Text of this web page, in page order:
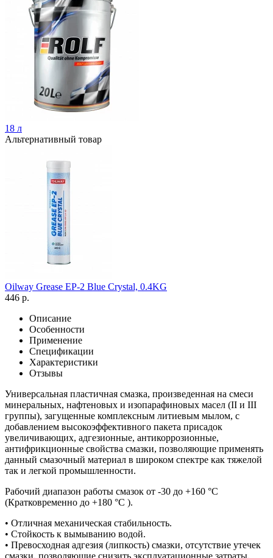
18 л
Альтернативный товар
Oilway Grease EP-2 Blue Crystal, 0.4KG
446 р.
Описание
Особенности
Применение
Спецификации
Характеристики
Отзывы
Универсальная пластичная смазка, произведенная на смеси
минеральных, нафтеновых и изопарафиновых масел (II и III
группы), загущенные комплексным литиевым мылом, с
добавлением высокоэффективного пакета присадок
увеличивающих, адгезионные, антикоррозионные,
антифрикционные свойства смазки, позволяющие применять
данный смазочный материал в широком спектре как тяжелой
так и легкой промышленности.
Рабочий диапазон работы смазок от -30 до +160 °С
(Кратковременно до +180 °С ).
• Отличная механическая стабильность.
• Стойкость к вымыванию водой.
• Превосходная адгезия (липкость) смазки, отсутствие утечек
смазки, позволяющие снизить эксплуатационные затраты.